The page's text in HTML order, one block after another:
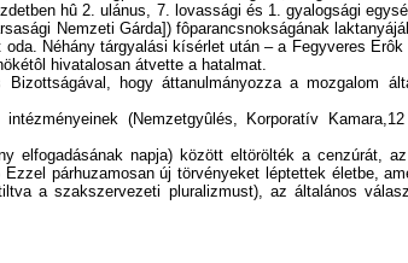
hû 2. ulánus, 7. lovassági és 1. gyalogsági
Nemzeti Gárda]) fôparancsnokságának
Néhány tárgyalási kísérlet után – a Fegyveres
hivatalosan átvette a hatalmat.
hogy áttanulmányozza a mozgalom
(Nemzetgyûlés, Korporatív
napja) között eltörölték a cenzúrát,
párhuzamosan új törvényeket léptettek életbe,
a szakszervezeti pluralizmust), az általános